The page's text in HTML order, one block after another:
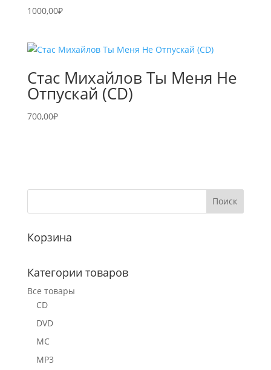
1000,00₽
Стас Михайлов Ты Меня Не
Отпускай (CD)
700,00₽
Корзина
Категории товаров
Все товары
CD
DVD
MC
MP3